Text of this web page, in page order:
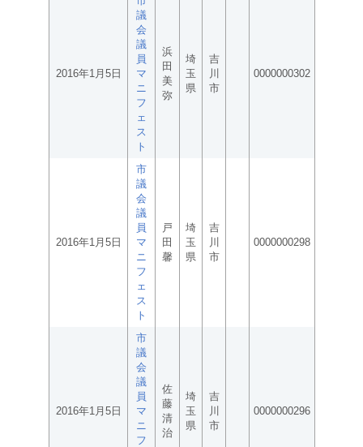
2016年1月5日
議
会
議
員
マ
ニ
フ
ェ
ス
ト
浜
田
美
弥
埼
玉
県
吉
川
市
0000000302
2016年1月5日
市
議
会
議
員
マ
ニ
フ
ェ
ス
ト
戸
田
馨
埼
玉
県
吉
川
市
0000000298
2016年1月5日
市
議
会
議
員
マ
ニ
フ
佐
藤
清
治
埼
玉
県
吉
川
市
0000000296